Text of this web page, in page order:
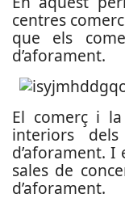
centres
que els
d’aforament.
El comerç i
interiors
d’aforament. I
sales de
d’aforament.